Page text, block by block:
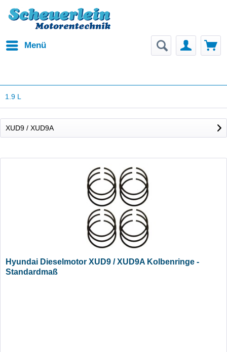
Menü
1.9 L
XUD9 / XUD9A
Hyundai Dieselmotor XUD9 / XUD9A Kolbenringe -
Standardmaß